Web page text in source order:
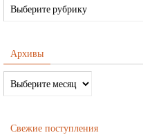
Архивы
Свежие поступления